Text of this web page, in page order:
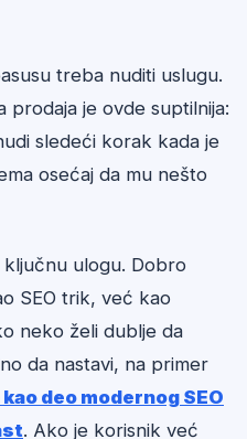
treba nuditi uslugu.
je ovde suptilnija:
sledeći korak kada je
osećaj da mu nešto
ulogu. Dobro
SEO trik, već kao
neko želi dublje da
da nastavi, na primer
deo modernog SEO
. Ako je korisnik već